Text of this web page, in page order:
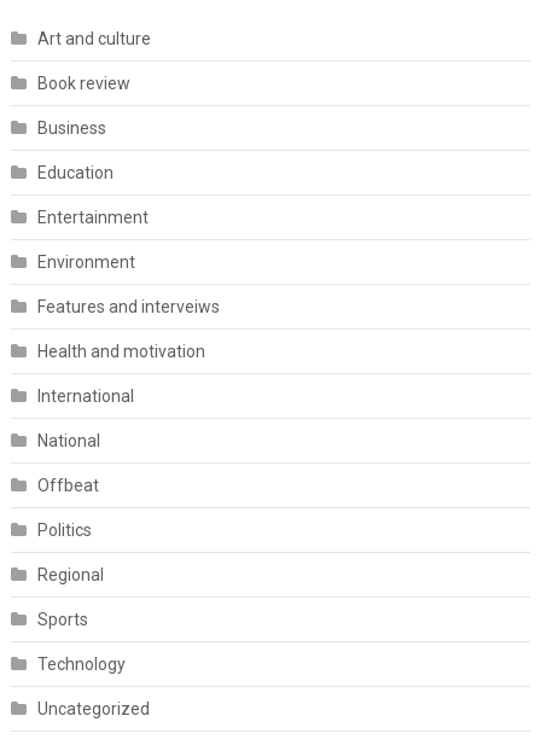
Art and culture
Book review
Business
Education
Entertainment
Environment
Features and interveiws
Health and motivation
International
National
Offbeat
Politics
Regional
Sports
Technology
Uncategorized